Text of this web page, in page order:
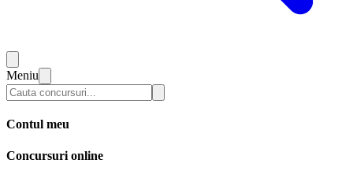
Meniu
Contul meu
Concursuri online